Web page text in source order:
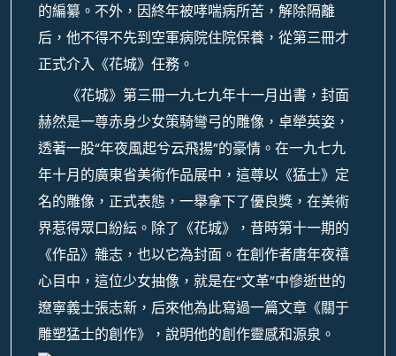
的編纂。不外，因終年被哮喘病所苦，解除隔離
后，他不得不先到空軍病院住院保養，從第三冊才
正式介入《花城》任務。
《花城》第三冊一九七九年十一月出書，封面
赫然是一尊赤身少女策騎彎弓的雕像，卓犖英姿，
透著一股“年夜風起兮云飛揚”的豪情。在一九七九
年十月的廣東省美術作品展中，這尊以《猛士》定
名的雕像，正式表態，一舉拿下了優良獎，在美術
界惹得眾口紛紜。除了《花城》，昔時第十一期的
《作品》雜志，也以它為封面。在創作者唐年夜禧
心目中，這位少女抽像，就是在“文革”中慘逝世的
遼寧義士張志新，后來他為此寫過一篇文章《關于
雕塑猛士的創作》，說明他的創作靈感和源泉。